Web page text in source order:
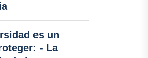
es un
- La